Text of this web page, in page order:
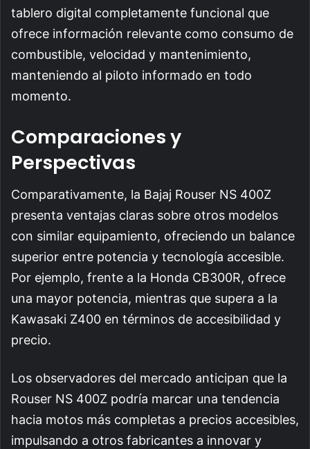
tablero digital completamente funcional que
ofrece información relevante como consumo de
combustible, velocidad y mantenimiento,
manteniendo al piloto informado en todo
momento.
Comparaciones y
Perspectivas
Comparativamente, la Bajaj Rouser NS 400Z
presenta ventajas claras sobre otros modelos
con similar equipamiento, ofreciendo un balance
superior entre potencia y tecnología accesible.
Por ejemplo, frente a la Honda CB300R, ofrece
una mayor potencia, mientras que supera a la
Kawasaki Z400 en términos de accesibilidad y
precio.
Los observadores del mercado anticipan que la
Rouser NS 400Z podría marcar una tendencia
hacia motos más completas a precios accesibles,
impulsando a otros fabricantes a innovar y